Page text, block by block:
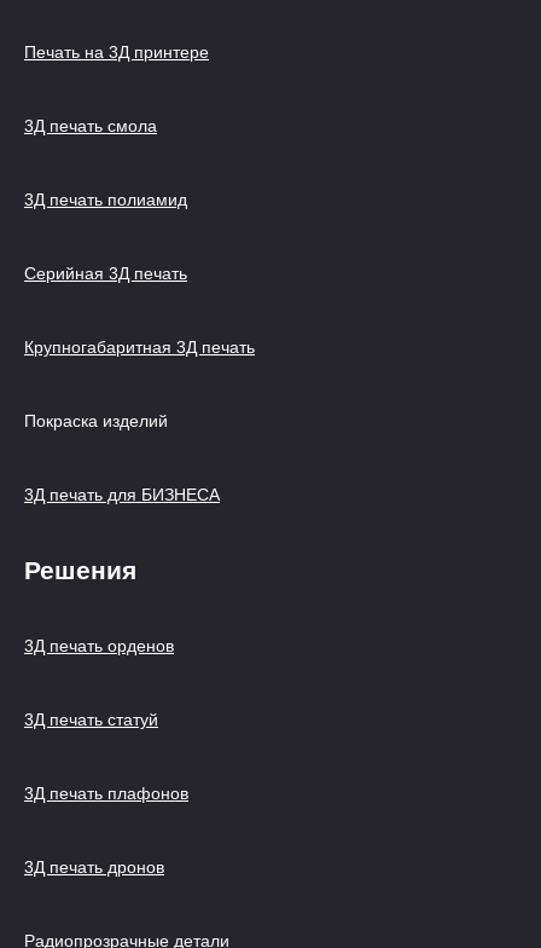
Печать на 3Д принтере
3Д печать смола
3Д печать полиамид
Серийная 3Д печать
Крупногабаритная 3Д печать
Покраска изделий
3Д печать для БИЗНЕСА
Решения
3Д печать орденов
3Д печать статуй
3Д печать плафонов
3Д печать дронов
Радиопрозрачные детали